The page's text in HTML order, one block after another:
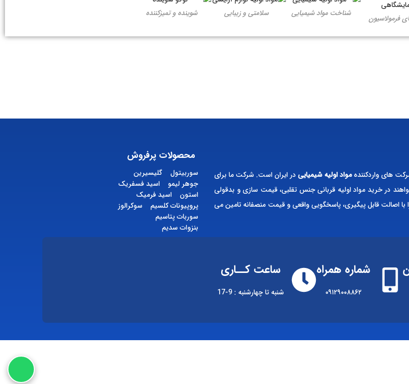
فرمولاسیون شناخت مواد شیمیایی سلامتی و زیبایی شوینده و تمیزکننده
های واردکنندهمواد اولیه شیمیاییدر ایران است. شرکت ما برای
در خرید مواد اولیه قربانی جنس تقلبی، قیمت سازی و بدقولی
با اصالت قابل پیگیری، پاسخگویی واقعی و قیمت منصفانه تامین می
محصولات پرفروش
سوربیتول
گلیسیرین
جوهر لیمو
اسید فسفریک
استون
اسید فرمیک
پروپیونات کلسیم
سوکرالوز
سوربات پتاسیم
بنزوات سدیم
شماره همراه
۰۹۱۲۹۰۰۸۸۶۲
ساعت کــاری
شنبه تا چهارشنبه : 9-17